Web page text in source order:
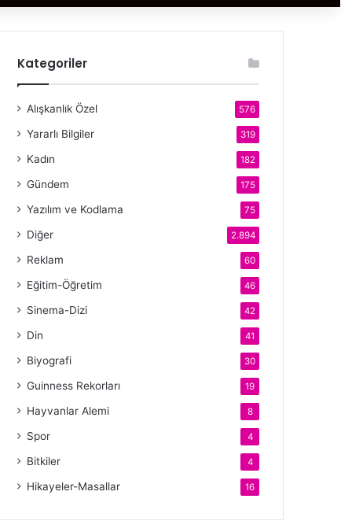
yap
Kategoriler
Alışkanlık Özel 576
Yararlı Bilgiler 319
Kadın 182
Gündem 175
Yazılım ve Kodlama 75
Diğer 2.894
Reklam 60
Eğitim-Öğretim 46
Sinema-Dizi 42
Din 41
Biyografi 30
Guinness Rekorları 19
Hayvanlar Alemi 8
Spor 4
Bitkiler 4
Hikayeler-Masallar 16